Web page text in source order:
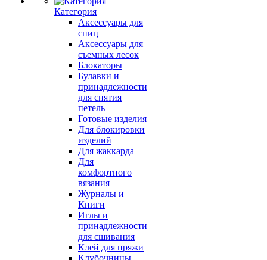
Категория
Аксессуары для
спиц
Аксессуары для
съемных лесок
Блокаторы
Булавки и
принадлежности
для снятия
петель
Готовые изделия
Для блокировки
изделий
Для жаккарда
Для
комфортного
вязания
Журналы и
Книги
Иглы и
принадлежности
для сшивания
Клей для пряжи
Клубочницы